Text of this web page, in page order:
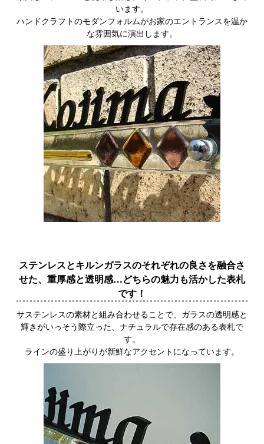
います。
ハンドクラフトのモダンフォルムがお家のエントランスを温か
な雰囲気に演出します。
ステンレスとキルンガラスのそれぞれの良さを融合さ
せた、重厚感と透明感…どちらの魅力も活かした表札
です！
サステンレスの素材と組み合わせることで、ガラスの透明感と
輝きがいっそう際立った、ナチュラルで存在感のある表札で
す。
ラインの盛り上がりが新鮮なアクセントになっています。